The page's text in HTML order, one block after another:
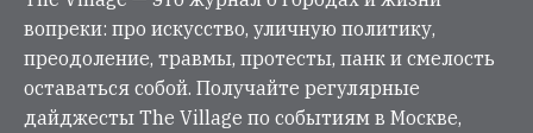
вопреки: про искусство, уличную политику,
преодоление, травмы, протесты, панк и смелость
оставаться собой. Получайте регулярные
дайджесты The Village по событиям в Москве,